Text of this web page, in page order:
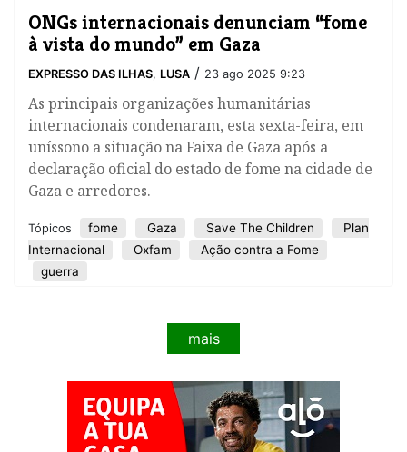
ONGs internacionais denunciam “fome
à vista do mundo” em Gaza
EXPRESSO DAS ILHAS, LUSA / 23 ago 2025 9:23
As principais organizações humanitárias
internacionais condenaram, esta sexta-feira, em
uníssono a situação na Faixa de Gaza após a
declaração oficial do estado de fome na cidade de
Gaza e arredores.
Tópicos fome Gaza Save The Children
Plan
Internacional
Oxfam
Ação contra a Fome
guerra
mais